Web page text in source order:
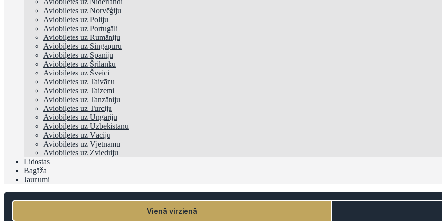
Aviobiļetes uz Nīderlandi
Aviobiļetes uz Norvēģiju
Aviobiļetes uz Poliju
Aviobiļetes uz Portugāli
Aviobiļetes uz Rumāniju
Aviobiļetes uz Singapūru
Aviobiļetes uz Spāniju
Aviobiļetes uz Šrilanku
Aviobiļetes uz Šveici
Aviobiļetes uz Taivānu
Aviobiļetes uz Taizemi
Aviobiļetes uz Tanzāniju
Aviobiļetes uz Turciju
Aviobiļetes uz Ungāriju
Aviobiļetes uz Uzbekistānu
Aviobiļetes uz Vāciju
Aviobiļetes uz Vjetnamu
Aviobiļetes uz Zviedriju
Lidostas
Bagāža
Jaunumi
Vienā virzienā